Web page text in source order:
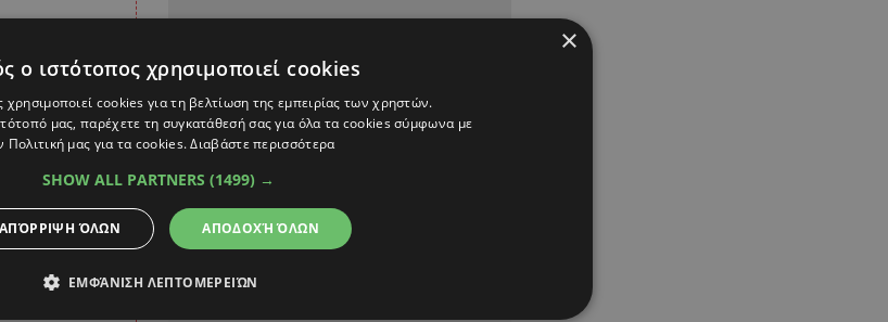
×
ο ιστότοπος χρησιμοποιεί cookies
χρησιμοποιεί cookies για τη βελτίωση της εμπειρίας των χρηστών.
μας, παρέχετε τη συγκατάθεσή σας για όλα τα cookies σύμφωνα με
Πολιτική μας για τα cookies.Διαβάστε περισσότερα
SHOW ALL PARTNERS (1499) →
ΑΠΟΔΟΧΉ ΌΛΩΝ
ΑΠΌΡΡΙΨΗ ΌΛΩΝ
ΕΜΦΆΝΙΣΗ ΛΕΠΤΟΜΕΡΕΙΏΝ